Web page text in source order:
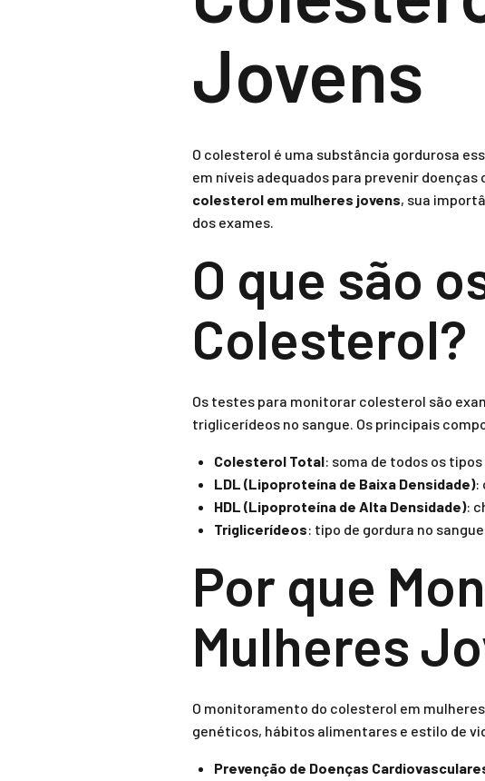
Jovens
O colesterol é uma substância gordurosa
em níveis adequados para prevenir
colesterol em mulheres jovens, sua
dos exames.
O que são
Colesterol?
Os testes para monitorar colesterol são
triglicerídeos no sangue. Os principais
Colesterol Total: soma de todos os
LDL (Lipoproteína de Baixa Densidade):
HDL (Lipoproteína de Alta Densidade):
Triglicerídeos: tipo de gordura no
Por que
Mulheres
O monitoramento do colesterol em
genéticos, hábitos alimentares e estilo de
Prevenção de Doenças